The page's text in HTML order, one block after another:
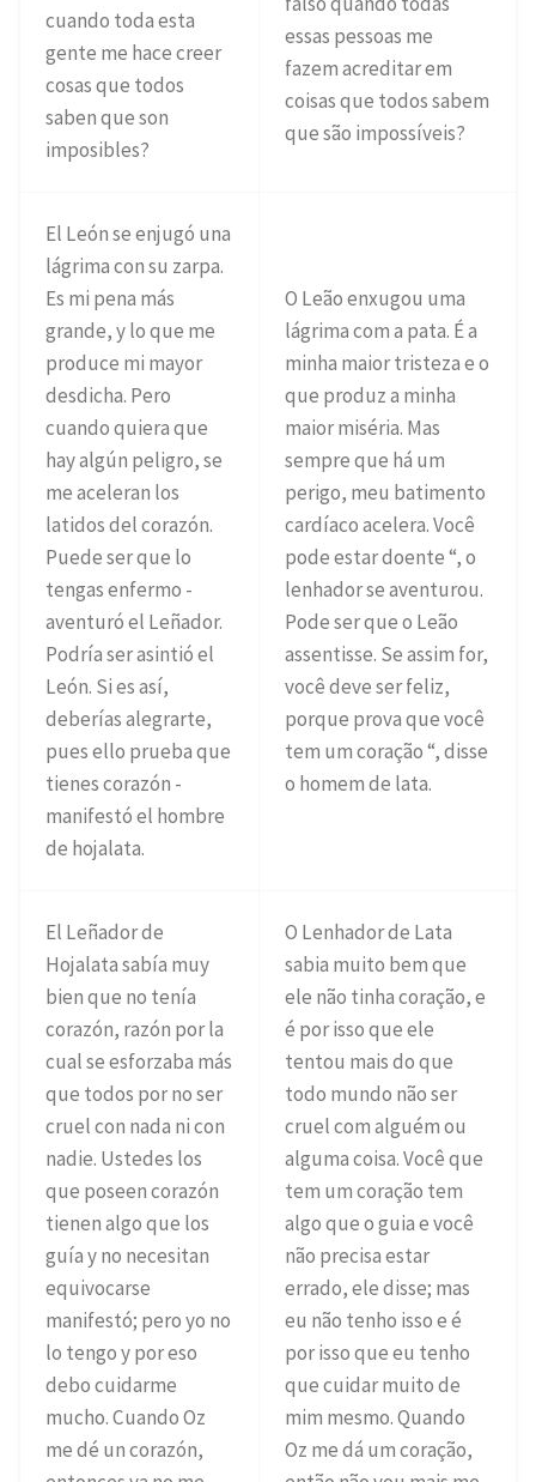
cuando toda esta
gente me hace creer
cosas que todos
saben que son
imposibles?
essas pessoas me
fazem acreditar em
coisas que todos sabem
que são impossíveis?
El León se enjugó una
lágrima con su zarpa.
Es mi pena más
grande, y lo que me
produce mi mayor
desdicha. Pero
cuando quiera que
hay algún peligro, se
me aceleran los
latidos del corazón.
Puede ser que lo
tengas enfermo -
aventuró el Leñador.
Podría ser asintió el
León. Si es así,
deberías alegrarte,
pues ello prueba que
tienes corazón -
manifestó el hombre
de hojalata.
O Leão enxugou uma
lágrima com a pata. É a
minha maior tristeza e o
que produz a minha
maior miséria. Mas
sempre que há um
perigo, meu batimento
cardíaco acelera. Você
pode estar doente “, o
lenhador se aventurou.
Pode ser que o Leão
assentisse. Se assim for,
você deve ser feliz,
porque prova que você
tem um coração “, disse
o homem de lata.
El Leñador de
Hojalata sabía muy
bien que no tenía
corazón, razón por la
cual se esforzaba más
que todos por no ser
cruel con nada ni con
nadie. Ustedes los
que poseen corazón
tienen algo que los
guía y no necesitan
equivocarse
manifestó; pero yo no
lo tengo y por eso
debo cuidarme
mucho. Cuando Oz
me dé un corazón,
O Lenhador de Lata
sabia muito bem que
ele não tinha coração, e
é por isso que ele
tentou mais do que
todo mundo não ser
cruel com alguém ou
alguma coisa. Você que
tem um coração tem
algo que o guia e você
não precisa estar
errado, ele disse; mas
eu não tenho isso e é
por isso que eu tenho
que cuidar muito de
mim mesmo. Quando
Oz me dá um coração,